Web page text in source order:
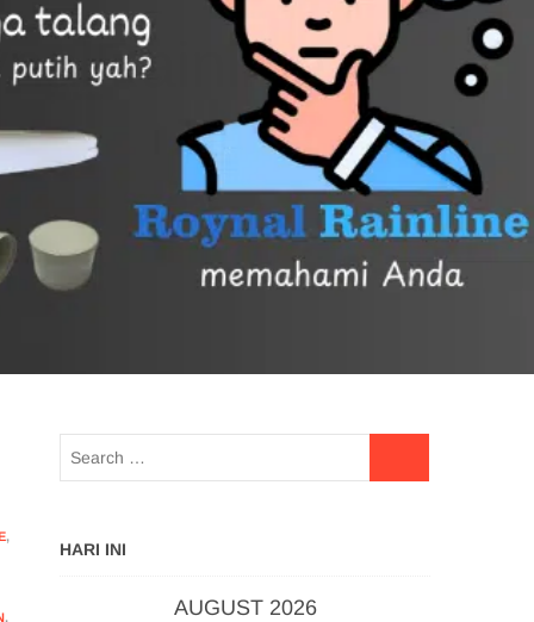
HOTLINE
,
,
HARI INI
AUGUST 2026